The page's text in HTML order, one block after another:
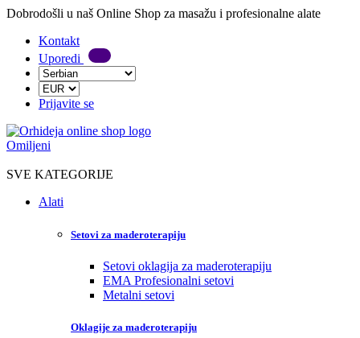
Dobrodošli u naš Online Shop za masažu i profesionalne alate
Kontakt
Uporedi
Prijavite se
Omiljeni
SVE KATEGORIJE
Alati
Setovi za maderoterapiju
Setovi oklagija za maderoterapiju
EMA Profesionalni setovi
Metalni setovi
Oklagije za maderoterapiju